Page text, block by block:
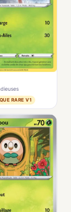
RARE V1